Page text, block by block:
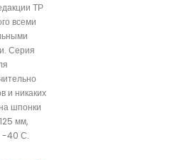
ТР
всеми
Серия
и никаких
шпонки
мм,
-40 С.